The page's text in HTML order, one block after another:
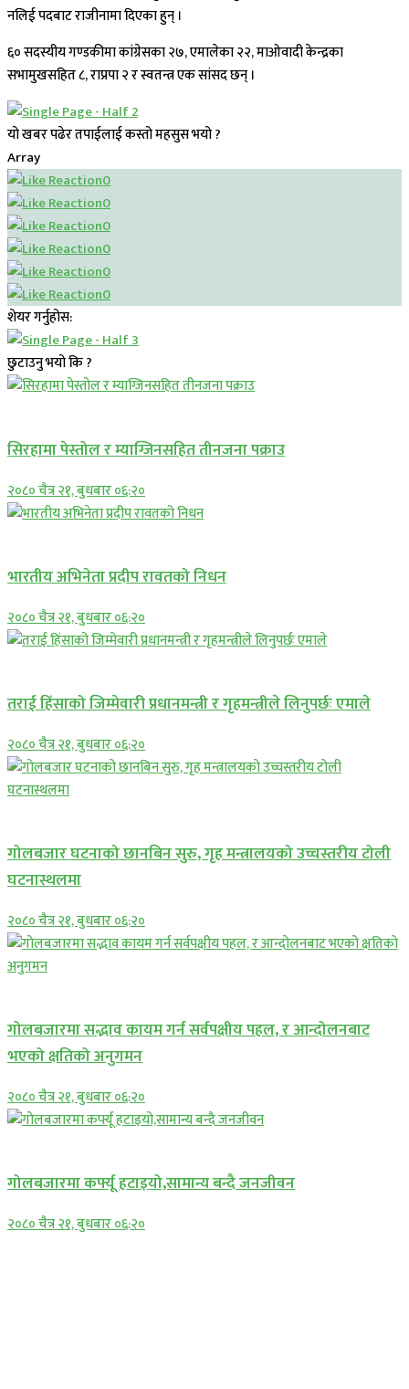
नलिई पदबाट राजीनामा दिएका हुन् ।
६० सदस्यीय गण्डकीमा कांग्रेसका २७, एमालेका २२, माओवादी केन्द्रका
सभामुखसहित ८, राप्रपा २ र स्वतन्त्र एक सांसद छन् ।
यो खबर पढेर तपाईलाई कस्तो महसुस भयो ?
Array
0
0
0
0
0
0
शेयर गर्नुहोस:
छुटाउनु भयो कि ?
सिरहामा पेस्तोल र म्याग्जिनसहित तीनजना पक्राउ
२०८० चैत्र २१, बुधबार ०६:२०
भारतीय अभिनेता प्रदीप रावतको निधन
२०८० चैत्र २१, बुधबार ०६:२०
तराई हिंसाको जिम्मेवारी प्रधानमन्त्री र गृहमन्त्रीले लिनुपर्छः एमाले
२०८० चैत्र २१, बुधबार ०६:२०
गोलबजार घटनाको छानबिन सुरु, गृह मन्त्रालयको उच्चस्तरीय टोली
घटनास्थलमा
२०८० चैत्र २१, बुधबार ०६:२०
गोलबजारमा सद्भाव कायम गर्न सर्वपक्षीय पहल, र आन्दोलनबाट
भएको क्षतिको अनुगमन
२०८० चैत्र २१, बुधबार ०६:२०
गोलबजारमा कर्फ्यू हटाइयो,सामान्य बन्दै जनजीवन
२०८० चैत्र २१, बुधबार ०६:२०